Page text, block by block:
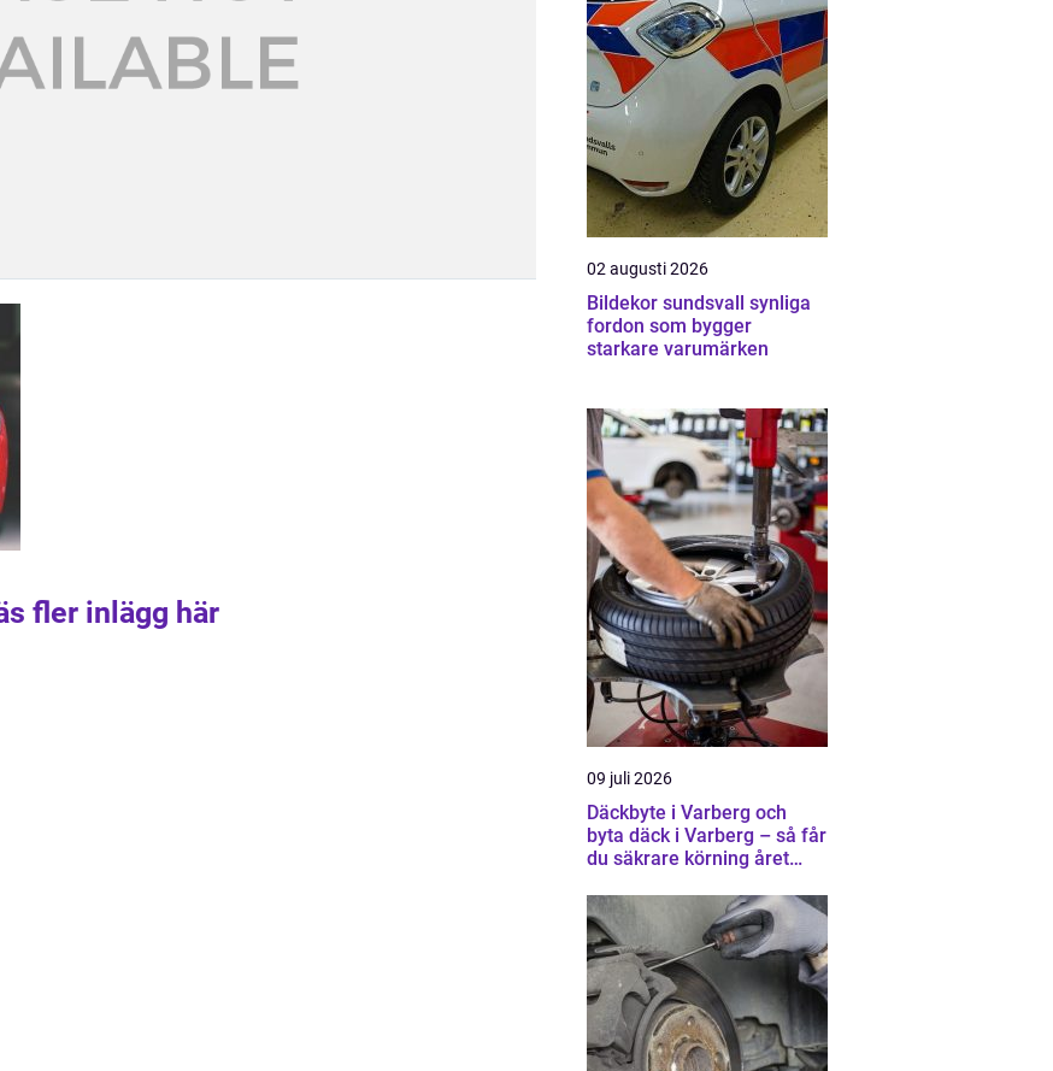
fler inlägg här
02 augusti 2026
Bildekor sundsvall synliga
fordon som bygger
starkare varumärken
09 juli 2026
Däckbyte i Varberg och
byta däck i Varberg – så får
du säkrare körning året